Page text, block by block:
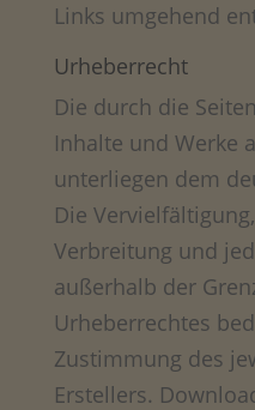
Links umgehend
Urheberrecht
Die durch die
Inhalte und Werke
unterliegen dem
Die
Verbreitung und
außerhalb der
Urheberrechtes
Zustimmung des
Erstellers.